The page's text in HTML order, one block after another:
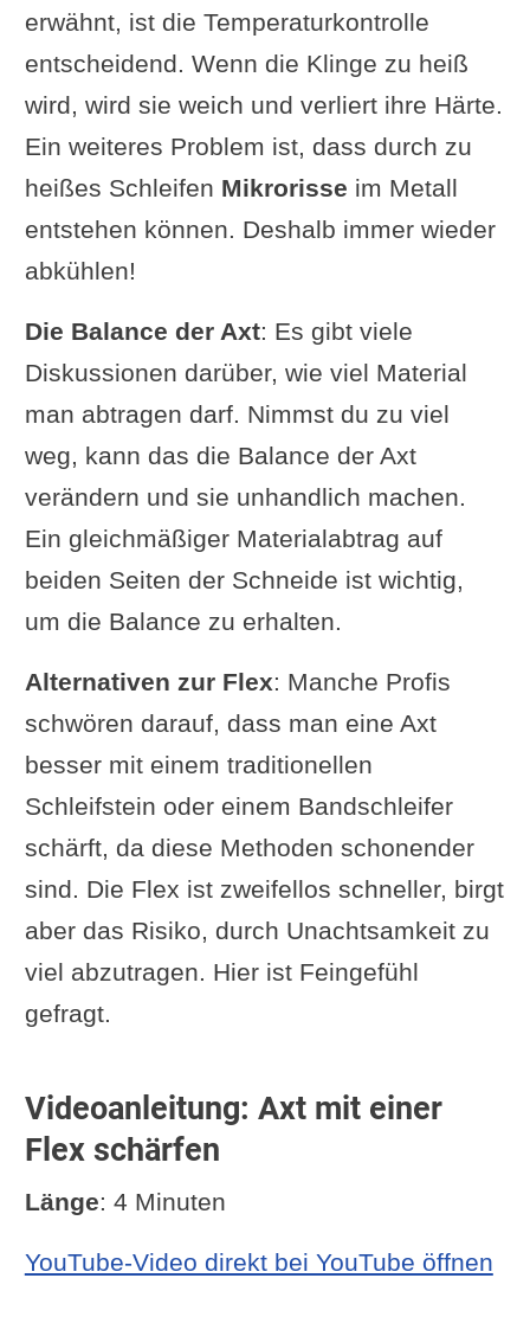
erwähnt, ist die Temperaturkontrolle
entscheidend. Wenn die Klinge zu heiß
wird, wird sie weich und verliert ihre Härte.
Ein weiteres Problem ist, dass durch zu
heißes Schleifen Mikrorisse im Metall
entstehen können. Deshalb immer wieder
abkühlen!
Die Balance der Axt: Es gibt viele
Diskussionen darüber, wie viel Material
man abtragen darf. Nimmst du zu viel
weg, kann das die Balance der Axt
verändern und sie unhandlich machen.
Ein gleichmäßiger Materialabtrag auf
beiden Seiten der Schneide ist wichtig,
um die Balance zu erhalten.
Alternativen zur Flex: Manche Profis
schwören darauf, dass man eine Axt
besser mit einem traditionellen
Schleifstein oder einem Bandschleifer
schärft, da diese Methoden schonender
sind. Die Flex ist zweifellos schneller, birgt
aber das Risiko, durch Unachtsamkeit zu
viel abzutragen. Hier ist Feingefühl
gefragt.
Videoanleitung: Axt mit einer
Flex schärfen
Länge: 4 Minuten
YouTube-Video direkt bei YouTube öffnen